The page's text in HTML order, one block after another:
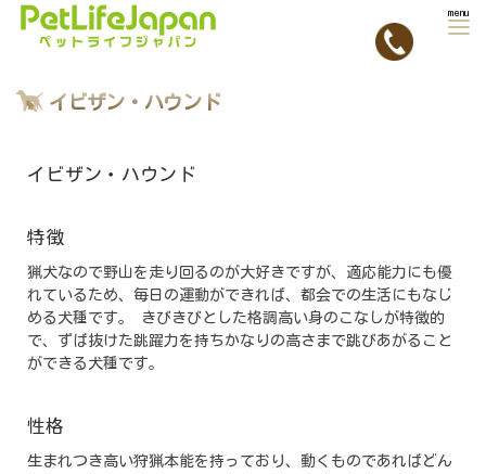
イビザン・ハウンド
イビザン・ハウンド
特徴
猟犬なので野山を走り回るのが大好きですが、適応能力にも優
れているため、毎日の運動ができれば、都会での生活にもなじ
める犬種です。 きびきびとした格調高い身のこなしが特徴的
で、ずば抜けた跳躍力を持ちかなりの高さまで跳びあがること
ができる犬種です。
性格
生まれつき高い狩猟本能を持っており、動くものであればどん